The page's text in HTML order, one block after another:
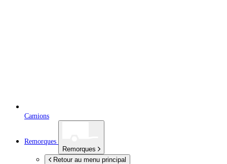
Camions
Remorques
Remorques
Retour au menu principal